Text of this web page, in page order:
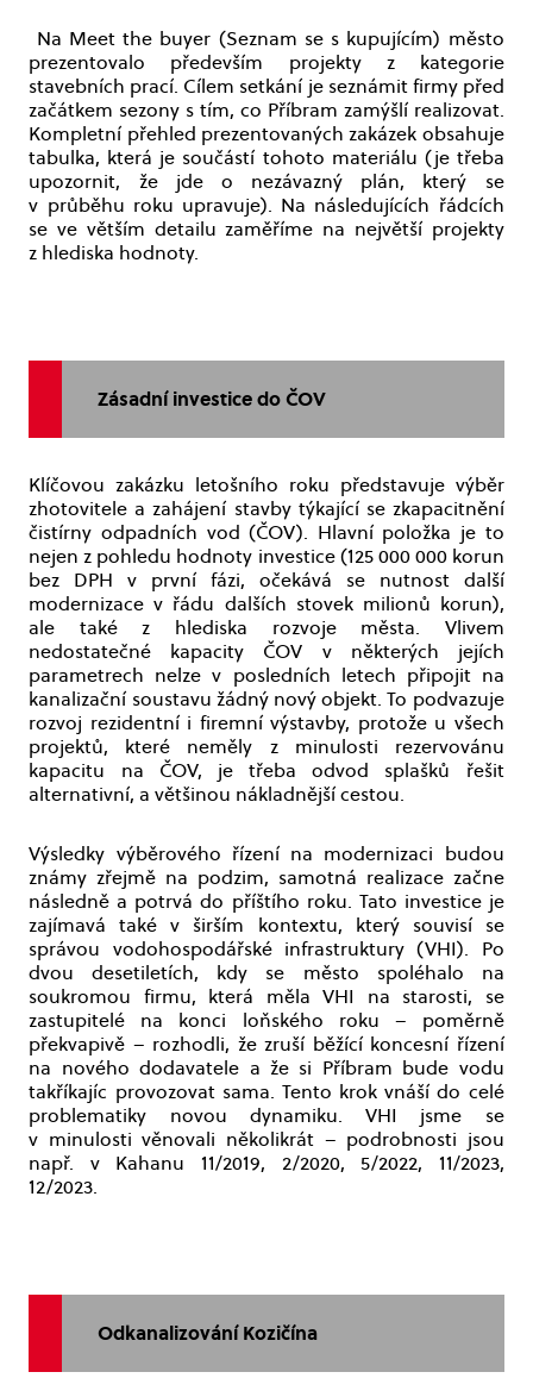
Na Meet the buyer (Seznam se s kupujícím) město
prezentovalo především projekty z kategorie
stavebních prací. Cílem setkání je seznámit firmy před
začátkem sezony s tím, co Příbram zamýšlí realizovat.
Kompletní přehled prezentovaných zakázek obsahuje
tabulka, která je součástí tohoto materiálu (je třeba
upozornit, že jde o nezávazný plán, který se
v průběhu roku upravuje). Na následujících řádcích
se ve větším detailu zaměříme na největší projekty
z hlediska hodnoty.
Zásadní investice do ČOV
Klíčovou zakázku letošního roku představuje výběr
zhotovitele a zahájení stavby týkající se zkapacitnění
čistírny odpadních vod (ČOV). Hlavní položka je to
nejen z pohledu hodnoty investice (125 000 000 korun
bez DPH v první fázi, očekává se nutnost další
modernizace v řádu dalších stovek milionů korun),
ale také z hlediska rozvoje města. Vlivem
nedostatečné kapacity ČOV v některých jejích
parametrech nelze v posledních letech připojit na
kanalizační soustavu žádný nový objekt. To podvazuje
rozvoj rezidentní i firemní výstavby, protože u všech
projektů, které neměly z minulosti rezervovánu
kapacitu na ČOV, je třeba odvod splašků řešit
alternativní, a většinou nákladnější cestou.
Výsledky výběrového řízení na modernizaci budou
známy zřejmě na podzim, samotná realizace začne
následně a potrvá do příštího roku. Tato investice je
zajímavá také v širším kontextu, který souvisí se
správou vodohospodářské infrastruktury (VHI). Po
dvou desetiletích, kdy se město spoléhalo na
soukromou firmu, která měla VHI na starosti, se
zastupitelé na konci loňského roku – poměrně
překvapivě – rozhodli, že zruší běžící koncesní řízení
na nového dodavatele a že si Příbram bude vodu
takříkajíc provozovat sama. Tento krok vnáší do celé
problematiky novou dynamiku. VHI jsme se
v minulosti věnovali několikrát – podrobnosti jsou
např. v Kahanu 11/2019, 2/2020, 5/2022, 11/2023,
12/2023.
Odkanalizování Kozičína